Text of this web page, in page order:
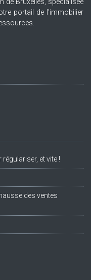
portail de l'immobilier
et vite !
des ventes